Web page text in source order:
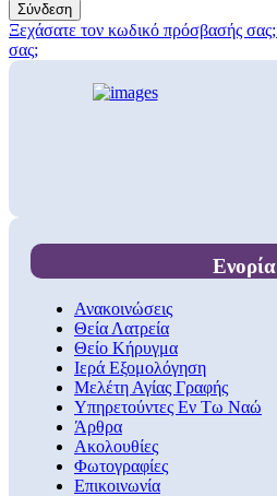
Σύνδεση
Ξεχάσατε τον κωδικό πρόσβασής σας;
σας;
Ενορία
Ανακοινώσεις
Θεία Λατρεία
Θείο Κήρυγμα
Ιερά Εξομολόγηση
Μελέτη Αγίας Γραφής
Υπηρετούντες Εν Τω Ναώ
Άρθρα
Ακολουθίες
Φωτογραφίες
Επικοινωνία